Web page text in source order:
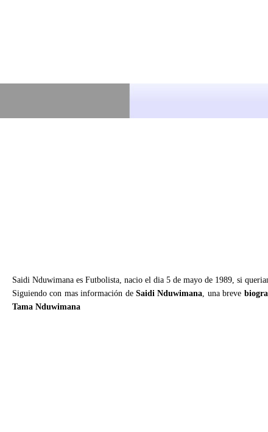
Saidi Nduwimana es Futbolista, nacio el dia 5 de mayo de 1989, si
Siguiendo con mas información deSaidi Nduwimana, una breve
Tama Nduwimana